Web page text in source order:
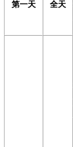
第一天 全天